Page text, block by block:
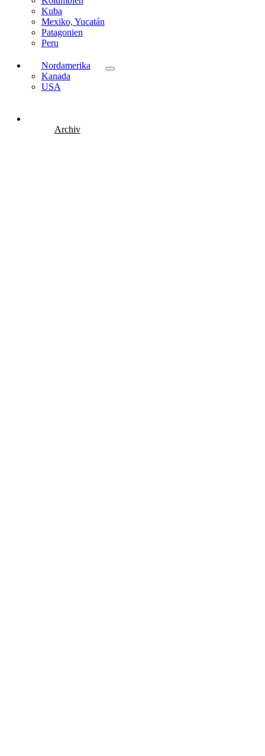
Kuba
Mexiko, Yucatán
Patagonien
Peru
Nordamerika
Kanada
USA
Archiv